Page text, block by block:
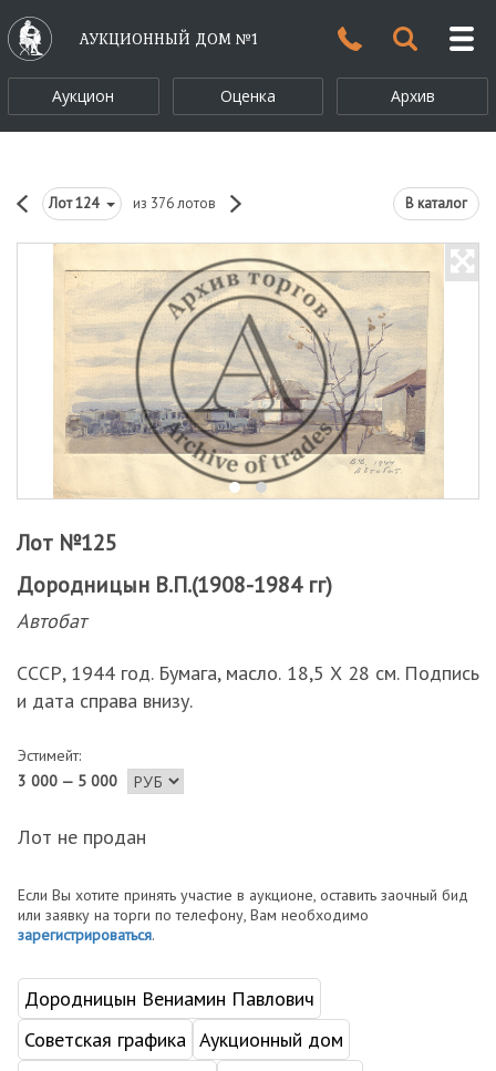
АУКЦИОННЫЙ ДОМ №1
Аукцион Оценка Архив
Лот124 из 376 лотов В каталог
Лот №125
Дородницын В.П.(1908-1984 гг)
Автобат
СССР, 1944 год. Бумага, масло. 18,5 Х 28 см. Подпись
и дата справа внизу.
Эстимейт:
3 000 — 5 000
Лот не продан
Если Вы хотите принять участие в аукционе, оставить заочный бид
или заявку на торги по телефону, Вам необходимо
зарегистрироваться.
Дородницын Вениамин Павлович
Советская графика Аукционный дом